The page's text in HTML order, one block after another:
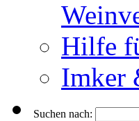
Hilfe
Imker
Suchen nach: